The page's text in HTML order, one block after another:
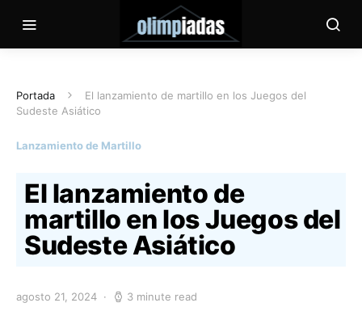
Portada
El lanzamiento de martillo en los Juegos del
Sudeste Asiático
Lanzamiento de Martillo
El lanzamiento de
martillo en los Juegos del
Sudeste Asiático
agosto 21, 2024 3 minute read